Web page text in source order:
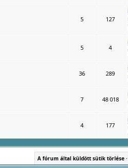
5 127
5 4
36 289
7 48 018
4 177
A fórum által küldött sütik törlése·